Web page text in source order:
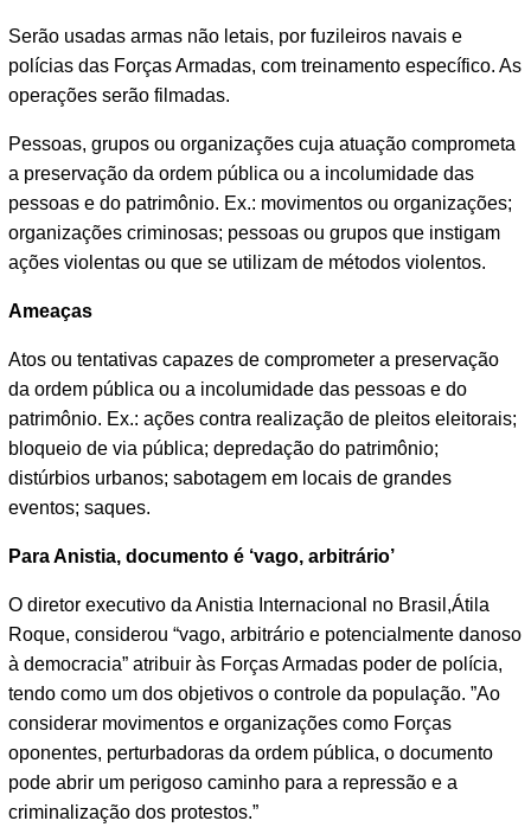
Serão usadas armas não letais, por fuzileiros navais e
polícias das Forças Armadas, com treinamento específico. As
operações serão filmadas.
Pessoas, grupos ou organizações cuja atuação comprometa
a preservação da ordem pública ou a incolumidade das
pessoas e do patrimônio. Ex.: movimentos ou organizações;
organizações criminosas; pessoas ou grupos que instigam
ações violentas ou que se utilizam de métodos violentos.
Ameaças
Atos ou tentativas capazes de comprometer a preservação
da ordem pública ou a incolumidade das pessoas e do
patrimônio. Ex.: ações contra realização de pleitos eleitorais;
bloqueio de via pública; depredação do patrimônio;
distúrbios urbanos; sabotagem em locais de grandes
eventos; saques.
Para Anistia, documento é ‘vago, arbitrário’
O diretor executivo da Anistia Internacional no Brasil,Átila
Roque, considerou “vago, arbitrário e potencialmente danoso
à democracia” atribuir às Forças Armadas poder de polícia,
tendo como um dos objetivos o controle da população. ”Ao
considerar movimentos e organizações como Forças
oponentes, perturbadoras da ordem pública, o documento
pode abrir um perigoso caminho para a repressão e a
criminalização dos protestos.”